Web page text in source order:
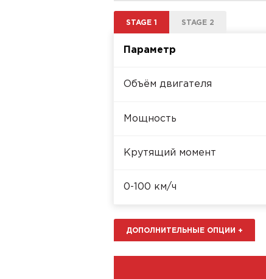
STAGE 1 STAGE 2
Параметр
Объём двигателя
Мощность
Крутящий момент
0-100 км/ч
ДОПОЛНИТЕЛЬНЫЕ ОПЦИИ +